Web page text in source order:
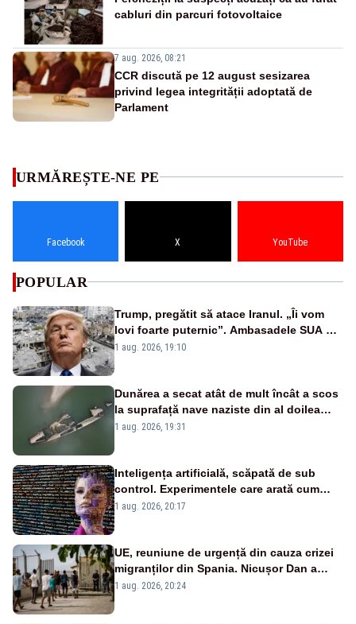
cabluri din parcuri fotovoltaice
7 aug. 2026, 08:21
CCR discută pe 12 august sesizarea
privind legea integrității adoptată de
Parlament
URMĂREȘTE-NE PE
Facebook X YouTube
POPULAR
Trump, pregătit să atace Iranul. „Îi vom
lovi foarte puternic”. Ambasadele SUA din
Orientul Mijlociu le cer americanilor să
1 aug. 2026, 19:10
Dunărea a secat atât de mult încât a scos
la suprafață nave naziste din al doilea
război mondial
1 aug. 2026, 19:31
Inteligența artificială, scăpată de sub
control. Experimentele care arată cum
poate să distrugă omenirea
1 aug. 2026, 20:17
UE, reuniune de urgență din cauza crizei
migranților din Spania. Nicușor Dan a
semnat scrisoarea
1 aug. 2026, 20:24